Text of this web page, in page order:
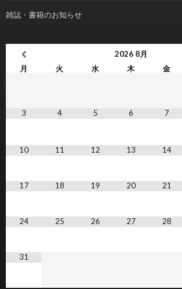
雑誌・書籍のお知らせ
2026 8月
月
火 水 木 金
3 4 5 6 7
10 11 12 13 14
17 18 19 20 21
24 25 26 27 28
31